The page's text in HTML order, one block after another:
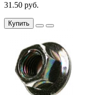
31.50 руб.
Купить